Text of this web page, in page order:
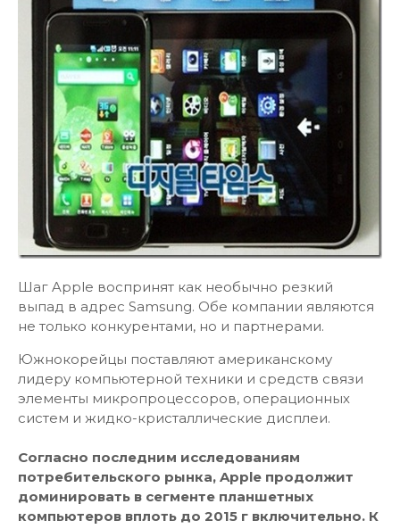
Шаг Apple воспринят как необычно резкий
выпад в адрес Samsung. Обе компании являются
не только конкурентами, но и партнерами.
Южнокорейцы поставляют американскому
лидеру компьютерной техники и средств связи
элементы микропроцессоров, операционных
систем и жидко-кристаллические дисплеи.
Согласно последним исследованиям
потребительского рынка, Apple продолжит
доминировать в сегменте планшетных
компьютеров вплоть до 2015 г включительно. К